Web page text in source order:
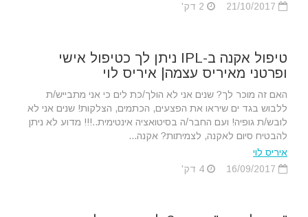
טיפול אקנה ב-IPL ניתן לך כטיפול אישי
ופרטני מאיריס עצמה| איריס לוי
האם זה מוכר לך? שנים אני לא הולך/כת לים כי אני מתבייש/ת
ללבוש בגד ים שיראו את הפצעים, הכתמים, הצלקות! שנים אני לא
לובש/ת גופיה! ועם החבר/ה בסיטואציה אינטימית..!!! מדוע לא ניתן
להבטיח סיום לאקנה, לצמיתות? אקנה...
איריס לוי